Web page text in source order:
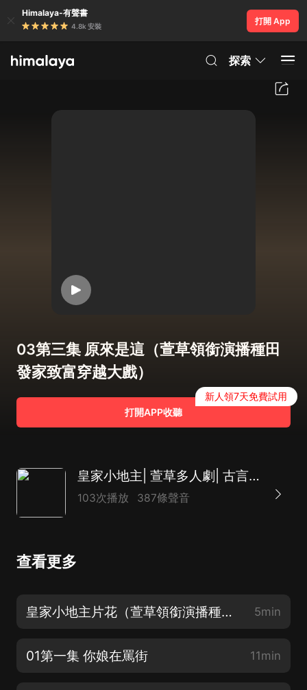
Himalaya-有聲書
4.8k 安裝
打開 App
探索
03第三集 原來是這（萱草領銜演播種田
發家致富穿越大戲）
打開APP收聽
新人領7天免費試用
皇家小地主| 萱草多人劇| 古言穿書種田
103次播放 387條聲音
查看更多
皇家小地主片花（萱草領銜演播種田發家致富穿越大戲） 5min
01第一集 你娘在罵街 11min